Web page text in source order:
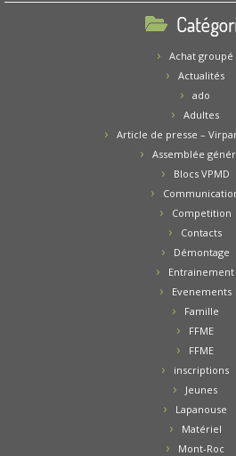
Achat groupé
Actualités
ado
Adultes
Article de presse –
Assemblée
Blocs VPMD
Competition
Contacts
Démontage
Entrainement
Evenements
Famille
FFME
FFME
inscriptions
Jeunes
Lapanouse
Matériel
Mont-Roc